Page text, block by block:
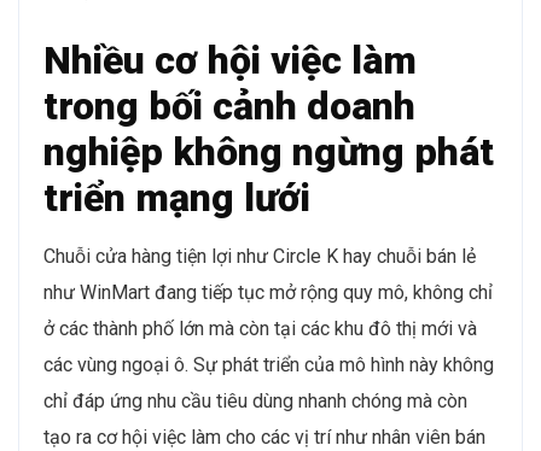
Nhiều cơ hội việc làm
trong bối cảnh doanh
nghiệp không ngừng phát
triển mạng lưới
Chuỗi cửa hàng tiện lợi như Circle K hay chuỗi bán lẻ
như WinMart đang tiếp tục mở rộng quy mô, không chỉ
ở các thành phố lớn mà còn tại các khu đô thị mới và
các vùng ngoại ô. Sự phát triển của mô hình này không
chỉ đáp ứng nhu cầu tiêu dùng nhanh chóng mà còn
tạo ra cơ hội việc làm cho các vị trí như nhân viên bán